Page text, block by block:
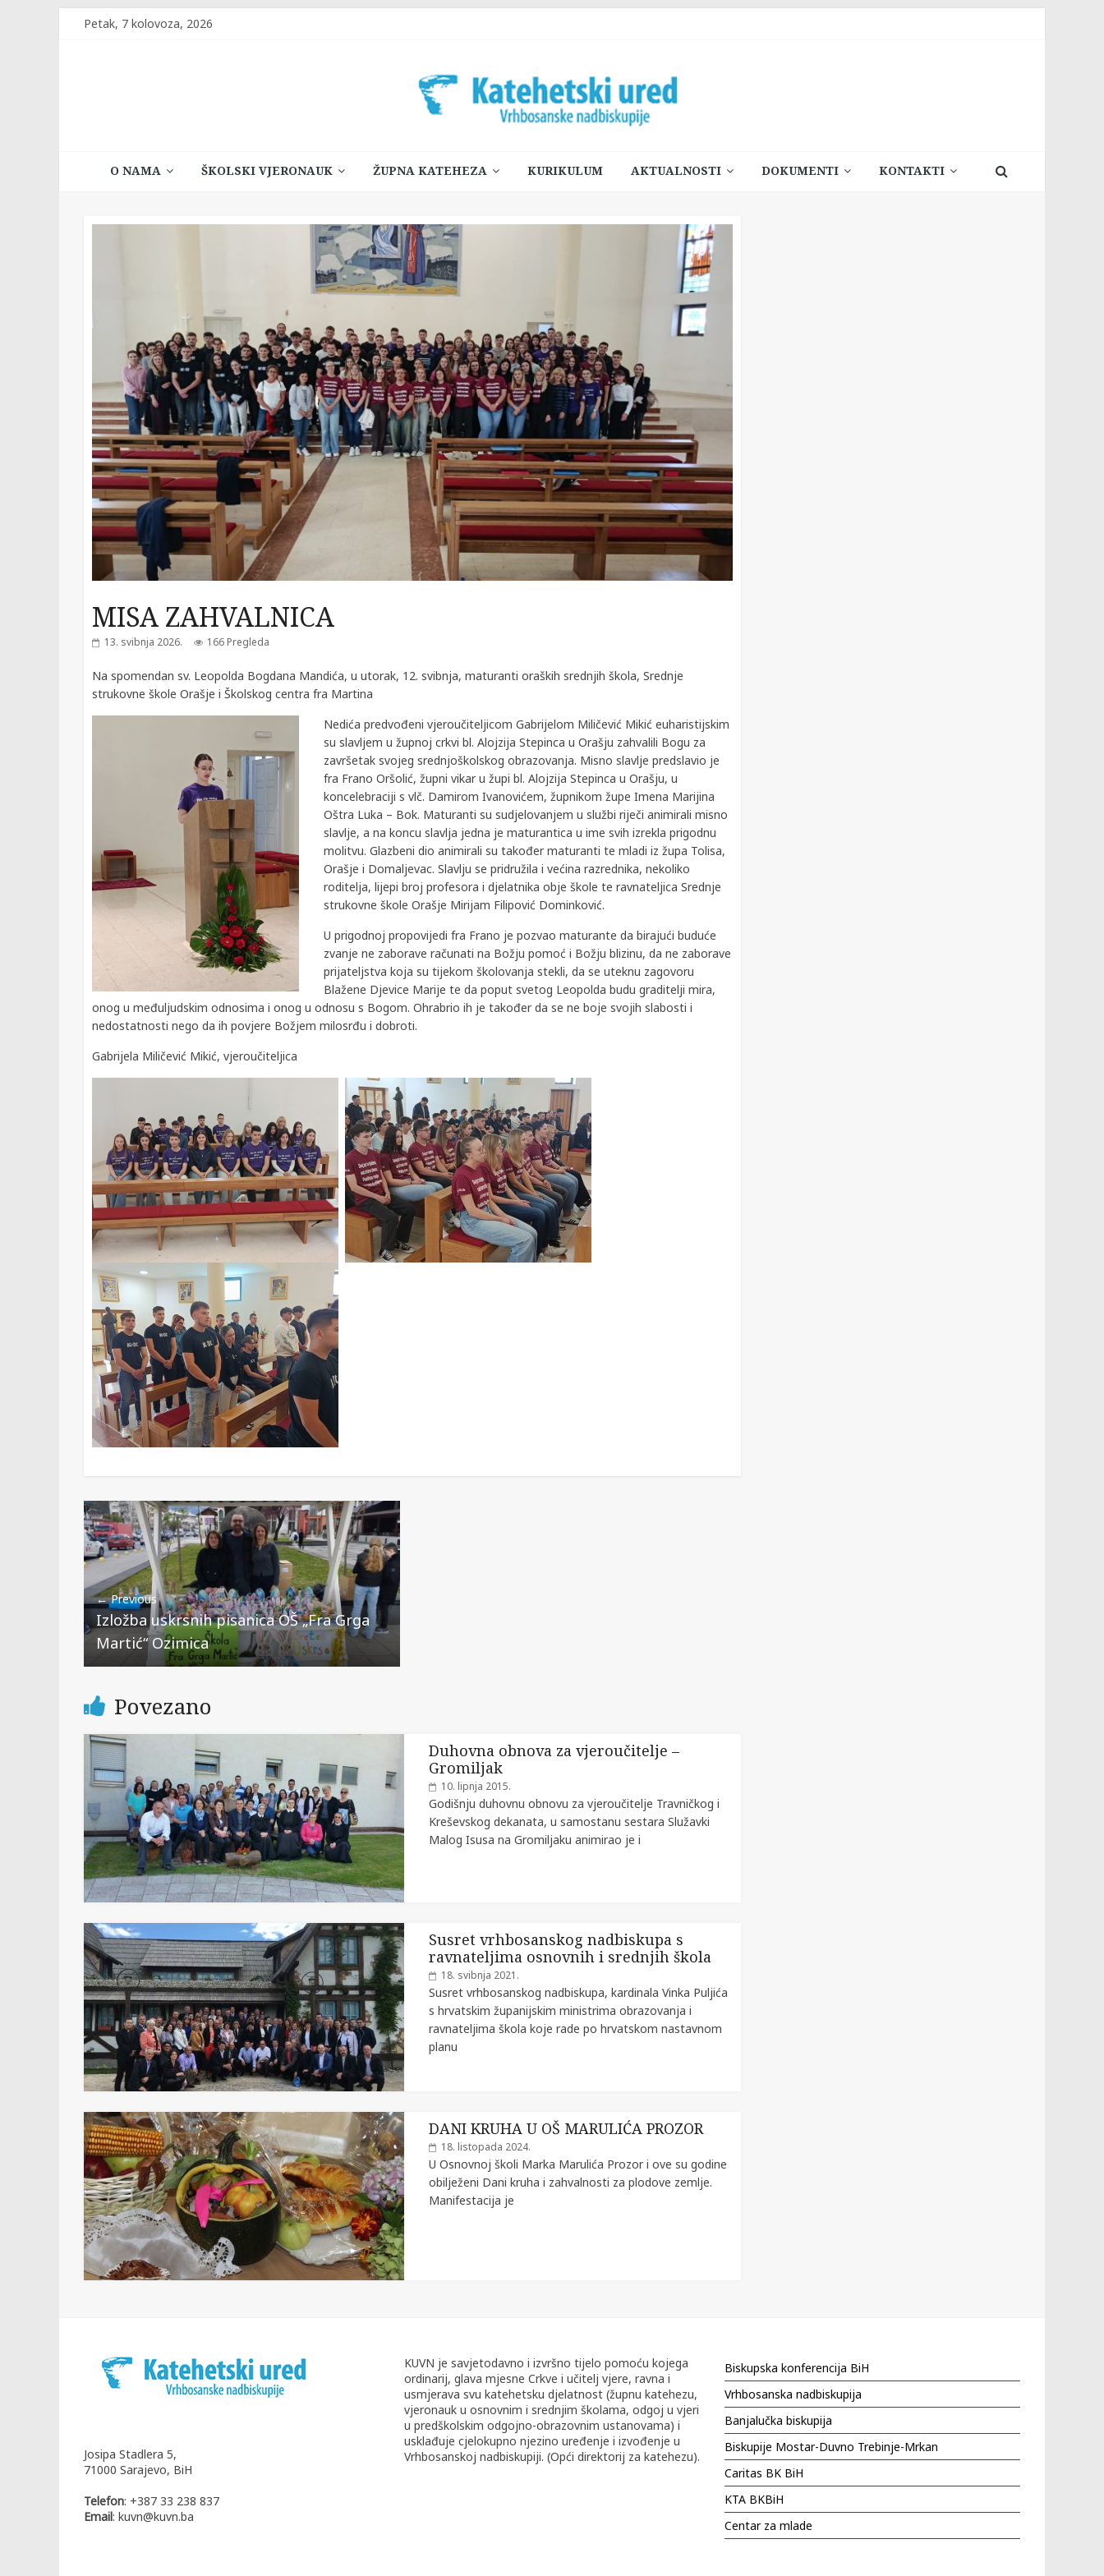
Petak, 7 kolovoza, 2026
Vrhbosanske
nadbiskupije
O NAMA ŠKOLSKI VJERONAUK ŽUPNA KATEHEZA KURIKULUM AKTUALNOSTI DOKUMENTI KONTAKTI
MISA ZAHVALNICA
13. svibnja 2026. 166 Pregleda
Na spomendan sv. Leopolda Bogdana Mandića, u utorak, 12. svibnja, maturanti oraških srednjih škola, Srednje
strukovne škole Orašje i Školskog centra fra Martina
Nedića predvođeni vjeroučiteljicom Gabrijelom Miličević Mikić euharistijskim
su slavljem u župnoj crkvi bl. Alojzija Stepinca u Orašju zahvalili Bogu za
završetak svojeg srednjoškolskog obrazovanja. Misno slavlje predslavio je
fra Frano Oršolić, župni vikar u župi bl. Alojzija Stepinca u Orašju, u
koncelebraciji s vlč. Damirom Ivanovićem, župnikom župe Imena Marijina
Oštra Luka – Bok. Maturanti su sudjelovanjem u službi riječi animirali misno
slavlje, a na koncu slavlja jedna je maturantica u ime svih izrekla prigodnu
molitvu. Glazbeni dio animirali su također maturanti te mladi iz župa Tolisa,
Orašje i Domaljevac. Slavlju se pridružila i većina razrednika, nekoliko
roditelja, lijepi broj profesora i djelatnika obje škole te ravnateljica Srednje
strukovne škole Orašje Mirijam Filipović Dominković.
U prigodnoj propovijedi fra Frano je pozvao maturante da birajući buduće
zvanje ne zaborave računati na Božju pomoć i Božju blizinu, da ne zaborave
prijateljstva koja su tijekom školovanja stekli, da se uteknu zagovoru
Blažene Djevice Marije te da poput svetog Leopolda budu graditelji mira,
onog u međuljudskim odnosima i onog u odnosu s Bogom. Ohrabrio ih je također da se ne boje svojih slabosti i
nedostatnosti nego da ih povjere Božjem milosrđu i dobroti.
Gabrijela Miličević Mikić, vjeroučiteljica
← Previous
Izložba uskrsnih pisanica OŠ „Fra Grga
Martić“ Ozimica
Povezano
Duhovna obnova za vjeroučitelje –
Gromiljak
10. lipnja 2015.
Godišnju duhovnu obnovu za vjeroučitelje Travničkog i
Kreševskog dekanata, u samostanu sestara Služavki
Malog Isusa na Gromiljaku animirao je i
Susret vrhbosanskog nadbiskupa s
ravnateljima osnovnih i srednjih škola
18. svibnja 2021.
Susret vrhbosanskog nadbiskupa, kardinala Vinka Puljića
s hrvatskim županijskim ministrima obrazovanja i
ravnateljima škola koje rade po hrvatskom nastavnom
planu
DANI KRUHA U OŠ MARULIĆA PROZOR
18. listopada 2024.
U Osnovnoj školi Marka Marulića Prozor i ove su godine
obilježeni Dani kruha i zahvalnosti za plodove zemlje.
Manifestacija je
Josipa Stadlera 5,
71000 Sarajevo, BiH
Telefon: +387 33 238 837
Email: kuvn@kuvn.ba
KUVN je savjetodavno i izvršno tijelo pomoću kojega
ordinarij, glava mjesne Crkve i učitelj vjere, ravna i
usmjerava svu katehetsku djelatnost (župnu katehezu,
vjeronauk u osnovnim i srednjim školama, odgoj u vjeri
u predškolskim odgojno-obrazovnim ustanovama) i
usklađuje cjelokupno njezino uređenje i izvođenje u
Vrhbosanskoj nadbiskupiji. (Opći direktorij za katehezu).
Biskupska konferencija BiH
Vrhbosanska nadbiskupija
Banjalučka biskupija
Biskupije Mostar-Duvno Trebinje-Mrkan
Caritas BK BiH
KTA BKBiH
Centar za mlade